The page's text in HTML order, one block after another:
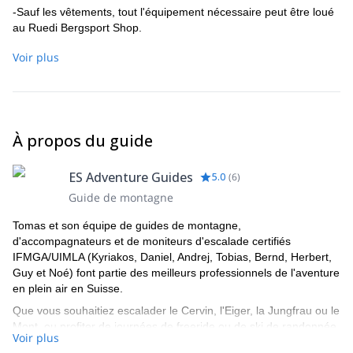
-Sauf les vêtements, tout l'équipement nécessaire peut être loué
au Ruedi Bergsport Shop.
Voir plus
À propos du guide
ES Adventure Guides 5.0 (6)
Guide de montagne
Tomas et son équipe de guides de montagne,
d'accompagnateurs et de moniteurs d'escalade certifiés
IFMGA/UIMLA (Kyriakos, Daniel, Andrej, Tobias, Bernd, Herbert,
Guy et Noé) font partie des meilleurs professionnels de l'aventure
en plein air en Suisse.
Que vous souhaitiez escalader le Cervin, l'Eiger, la Jungfrau ou le
Mont, ou profiter de journées de freeride ou de ski de randonnée
autour de Verbier ou Zermatt, entre autres, ils sauront vous
Voir plus